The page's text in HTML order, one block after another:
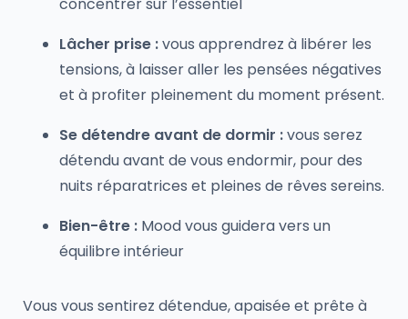
Lâcher prise :vous apprendrez à libérer les
tensions, à laisser aller les pensées négatives
et à profiter pleinement du moment présent.
Se détendre avant de dormir :vous serez
détendu avant de vous endormir, pour des
nuits réparatrices et pleines de rêves sereins.
Bien-être : Mood vous guidera vers un
équilibre intérieur
Vous vous sentirez détendue, apaisée et prête à